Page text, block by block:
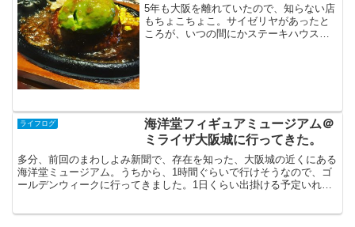
5年も大阪を離れていたので、知らない店
もちょこちょこ。サイゼリヤがあったと
ころが、いつの間にかステーキハウスが
ライフログ
海洋堂フィギュアミュージアム＠
ミライザ大阪城に行ってきた。
多分、前回のまわしよみ新聞で、存在を知った、大阪城の近くにある
海洋堂ミュージアム。うちから、1時間ぐらいで行けそうなので、ゴ
ールデンウィークに行ってきました。1日くらい出掛ける予定いれな